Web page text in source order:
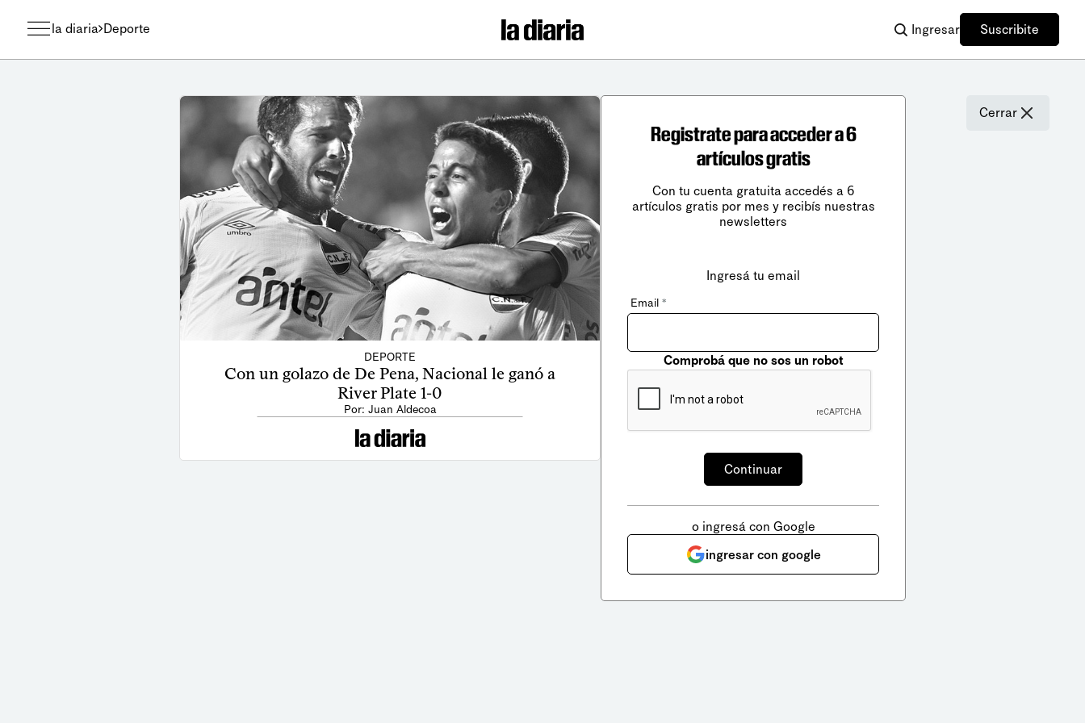
la diaria Deporte Ingresar Suscribite
DEPORTE
Con un golazo de De Pena, Nacional le ganó a
River Plate 1-0
Por: Juan Aldecoa
Cerrar
Registrate para acceder a 6
artículos gratis
Con tu cuenta gratuita accedés a 6
artículos gratis por mes y recibís nuestras
newsletters
Ingresá tu email
Email *
Comprobá que no sos un robot
o ingresá con Google
ingresar con google